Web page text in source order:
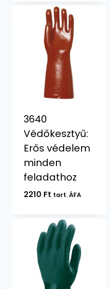
3640
Védőkesztyű:
Erős védelem
minden
feladathoz
2210 Ft tart. ÁFA